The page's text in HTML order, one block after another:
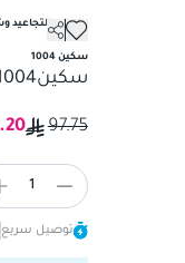
علاجات التجاعيد
سكين 1004
سكين1004 سنتيلا أمبولة ماتريكسيل10 30مل
97.75
1
توصيل سريع